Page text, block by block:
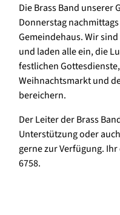
Die Brass Band unserer
Donnerstag
Gemeindehaus. Wir
und laden alle ein, die
festlichen
Weihnachtsmarkt und
bereichern.
Der Leiter der Brass
Unterstützung oder
gerne zur Verfügung.
6758.